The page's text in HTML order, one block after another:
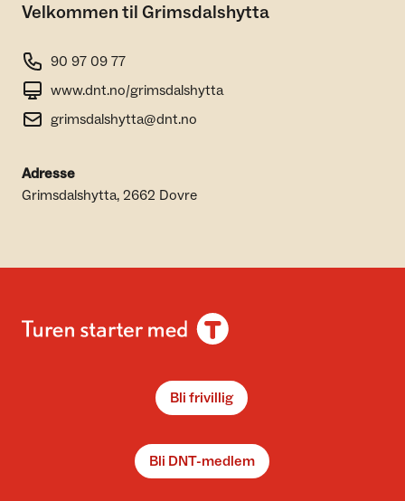
Velkommen til Grimsdalshytta
90 97 09 77
www.dnt.no/grimsdalshytta
grimsdalshytta@dnt.no
Adresse
Grimsdalshytta, 2662 Dovre
Bli frivillig
Bli DNT-medlem